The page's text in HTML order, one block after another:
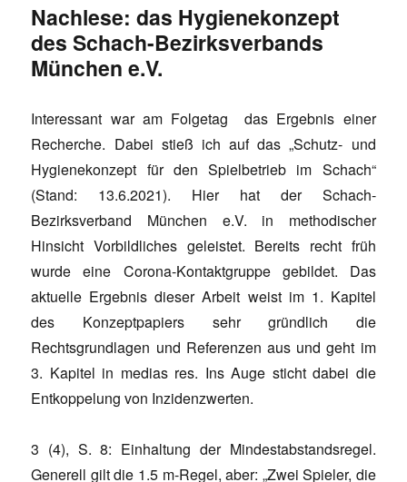
Nachlese: das Hygienekonzept
des Schach-Bezirksverbands
München e.V.
Interessant war am Folgetag das Ergebnis einer
Recherche. Dabei stieß ich auf das „Schutz- und
Hygienekonzept für den Spielbetrieb im Schach“
(Stand: 13.6.2021). Hier hat der Schach-
Bezirksverband München e.V. in methodischer
Hinsicht Vorbildliches geleistet. Bereits recht früh
wurde eine Corona-Kontaktgruppe gebildet. Das
aktuelle Ergebnis dieser Arbeit weist im 1. Kapitel
des Konzeptpapiers sehr gründlich die
Rechtsgrundlagen und Referenzen aus und geht im
3. Kapitel in medias res. Ins Auge sticht dabei die
Entkoppelung von Inzidenzwerten.
3 (4), S. 8: Einhaltung der Mindestabstandsregel.
Generell gilt die 1.5 m-Regel, aber: „Zwei Spieler, die